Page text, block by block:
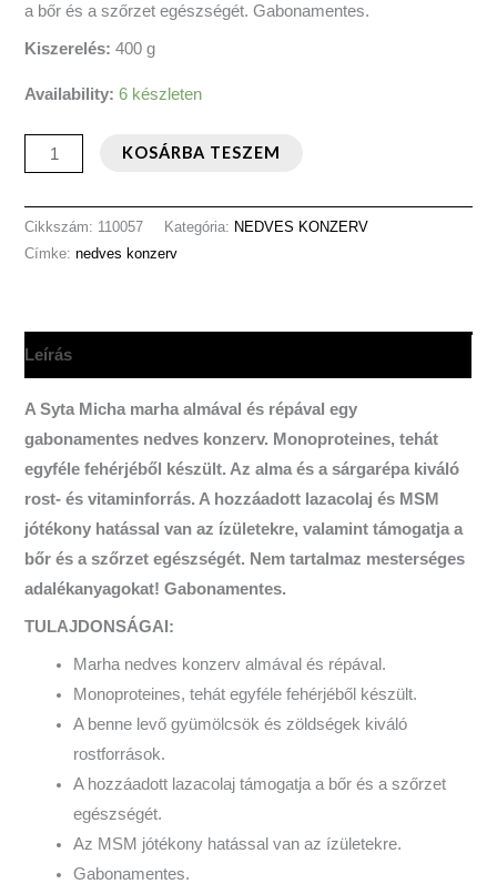
a bőr és a szőrzet egészségét. Gabonamentes.
Kiszerelés: 400 g
Availability: 6 készleten
KOSÁRBA TESZEM
Cikkszám: 110057 Kategória: NEDVES KONZERV
Címke:nedves konzerv
Leírás
A Syta Micha marha almával és répával egy
gabonamentes nedves konzerv. Monoproteines, tehát
egyféle fehérjéből készült. Az alma és a sárgarépa kiváló
rost- és vitaminforrás. A hozzáadott lazacolaj és MSM
jótékony hatással van az ízületekre, valamint támogatja a
bőr és a szőrzet egészségét. Nem tartalmaz mesterséges
adalékanyagokat! Gabonamentes.
TULAJDONSÁGAI:
Marha nedves konzerv almával és répával.
Monoproteines, tehát egyféle fehérjéből készült.
A benne levő gyümölcsök és zöldségek kiváló
rostforrások.
A hozzáadott lazacolaj támogatja a bőr és a szőrzet
egészségét.
Az MSM jótékony hatással van az ízületekre.
Gabonamentes.